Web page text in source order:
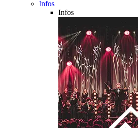
Infos
Infos